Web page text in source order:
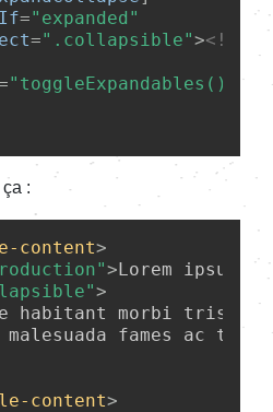
="expanded"
=".collapsible"><!--
"toggleExpandables()" [
:
content>
>Lorem ipsum </ p
>
habitant morbi
malesuada fames ac
content>